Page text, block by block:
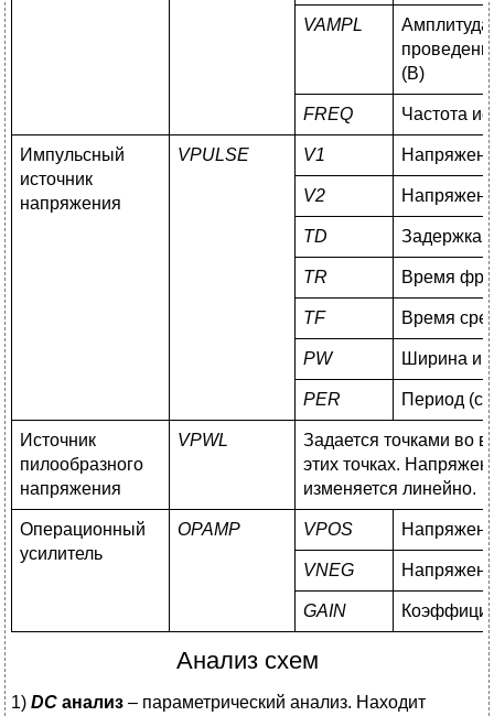
VAMPL
Амплитуда
(В)
FREQ Частота
Импульсный
источник
напряжения
VPULSE V1
V2
TD Задержка
TR Время
TF Время
PW Ширина
PER Период (с)
Источник
пилообразного
напряжения
VPWL
Задается точками во
этих точках.
изменяется линейно.
Операционный
усилитель
OPAMP VPOS
VNEG
GAIN
Анализ схем
1) DC анализ – параметрический анализ. Находит